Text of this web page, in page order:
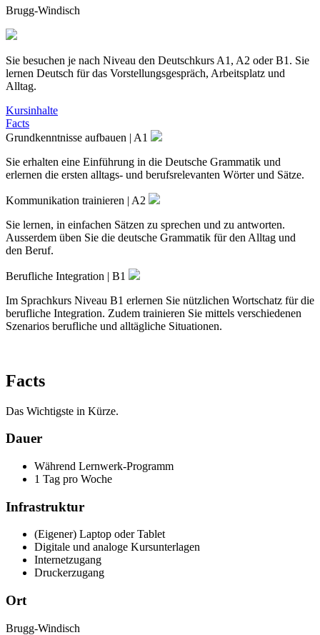
Brugg-Windisch
Sie besuchen je nach Niveau den Deutschkurs A1, A2 oder B1. Sie
lernen Deutsch für das Vorstellungsgespräch, Arbeitsplatz und
Alltag.
Kursinhalte
Facts
Grundkenntnisse aufbauen | A1
Sie erhalten eine Einführung in die Deutsche Grammatik und
erlernen die ersten alltags- und berufsrelevanten Wörter und Sätze.
Kommunikation trainieren | A2
Sie lernen, in einfachen Sätzen zu sprechen und zu antworten.
Ausserdem üben Sie die deutsche Grammatik für den Alltag und
den Beruf.
Berufliche Integration | B1
Im Sprachkurs Niveau B1 erlernen Sie nützlichen Wortschatz für die
berufliche Integration. Zudem trainieren Sie mittels verschiedenen
Szenarios berufliche und alltägliche Situationen.
Facts
Das Wichtigste in Kürze.
Dauer
Während Lernwerk-Programm
1 Tag pro Woche
Infrastruktur
(Eigener) Laptop oder Tablet
Digitale und analoge Kursunterlagen
Internetzugang
Druckerzugang
Ort
Brugg-Windisch